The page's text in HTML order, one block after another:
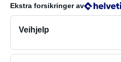
Ekstra forsikringerav
Veihjelp